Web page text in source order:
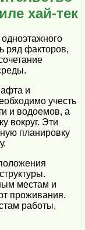
хай-тек
ряд факторов,
и
учесть
и водоемов, а
вокруг. Эти
планировку
местам и
проживания.
работы,